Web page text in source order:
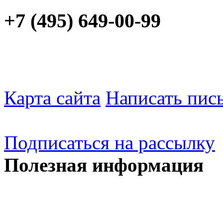
+7 (495) 649-00-99
Карта сайта Написать
Подписаться на рассылку
Полезная информация